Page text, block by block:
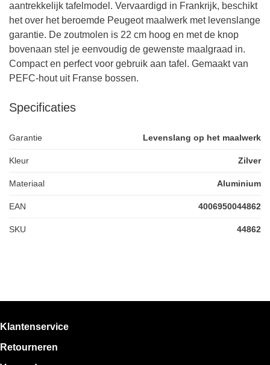
aantrekkelijk tafelmodel. Vervaardigd in Frankrijk, beschikt
het over het beroemde Peugeot maalwerk met levenslange
garantie. De zoutmolen is 22 cm hoog en met de knop
bovenaan stel je eenvoudig de gewenste maalgraad in.
Compact en perfect voor gebruik aan tafel. Gemaakt van
PEFC-hout uit Franse bossen.
Specificaties
Garantie Levenslang op het maalwerk
Kleur Zilver
Materiaal Aluminium
EAN 4006950044862
SKU 44862
Klantenservice
Retourneren